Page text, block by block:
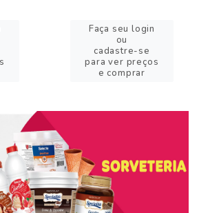
Faça seu login
ou
cadastre-se
para ver preços
e comprar